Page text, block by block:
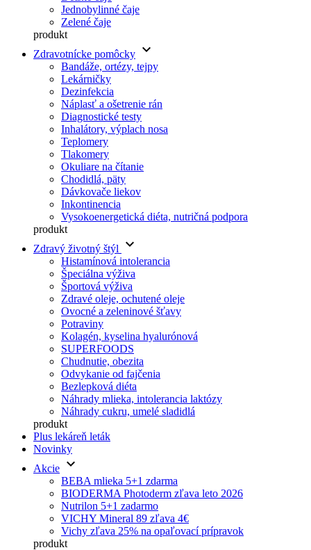
Jednobylinné čaje
Zelené čaje
produkt
Zdravotnícke pomôcky keyboard_arrow_down
Bandáže, ortézy, tejpy
Lekárničky
Dezinfekcia
Náplasť a ošetrenie rán
Diagnostické testy
Inhalátory, výplach nosa
Teplomery
Tlakomery
Okuliare na čítanie
Chodidlá, päty
Dávkovače liekov
Inkontinencia
Vysokoenergetická diéta, nutričná podpora
produkt
Zdravý životný štýl
keyboard_arrow_down
Histamínová intolerancia
Špeciálna výživa
Športová výživa
Zdravé oleje, ochutené oleje
Ovocné a zeleninové šťavy
Potraviny
Kolagén, kyselina hyalurónová
SUPERFOODS
Chudnutie, obezita
Odvykanie od fajčenia
Bezlepková diéta
Náhrady mlieka, intolerancia laktózy
Náhrady cukru, umelé sladidlá
produkt
Plus lekáreň leták
Novinky
Akcie keyboard_arrow_down
BEBA mlieka 5+1 zdarma
BIODERMA Photoderm zľava leto 2026
Nutrilon 5+1 zadarmo
VICHY Mineral 89 zľava 4€
Vichy zľava 25% na opaľovací prípravok
produkt